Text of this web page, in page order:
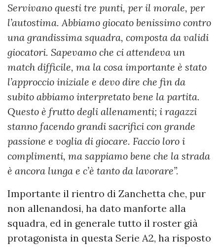
Servivano questi tre punti, per il morale, per
l’autostima. Abbiamo giocato benissimo contro
una grandissima squadra, composta da validi
giocatori. Sapevamo che ci attendeva un
match difficile, ma la cosa importante è stato
l’approccio iniziale e devo dire che fin da
subito abbiamo interpretato bene la partita.
Questo è frutto degli allenamenti; i ragazzi
stanno facendo grandi sacrifici con grande
passione e voglia di giocare. Faccio loro i
complimenti, ma sappiamo bene che la strada
è ancora lunga e c’è tanto da lavorare”.
Importante il rientro di Zanchetta che, pur
non allenandosi, ha dato manforte alla
squadra, ed in generale tutto il roster già
protagonista in questa Serie A2, ha risposto